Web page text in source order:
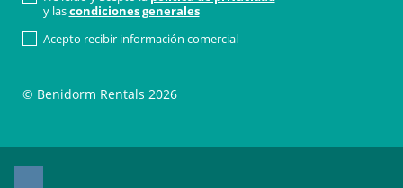
y lascondiciones generales
Acepto recibir información comercial
© Benidorm Rentals 2026